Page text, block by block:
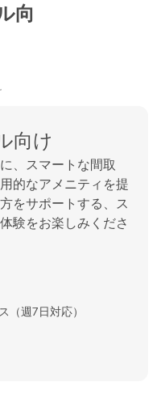
向
向け
、スマートな間取
的なアメニティを提
をサポートする、ス
験をお楽しみくださ
（週7日対応）